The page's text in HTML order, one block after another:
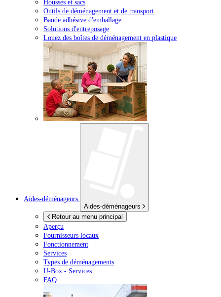
Housses et sacs
Outils de déménagement et de transport
Bande adhésive d'emballage
Solutions d'entreposage
Louez des boîtes de déménagement en plastique
Aides-déménageurs
Aides-déménageurs
Retour au menu principal
Aperçu
Fournisseurs locaux
Fonctionnement
Services
Types de déménagements
U-Box - Services
FAQ